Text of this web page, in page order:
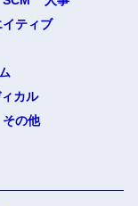
イティブ
カル
その他